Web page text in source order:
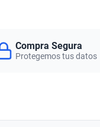
Compra Segura
Protegemos tus datos